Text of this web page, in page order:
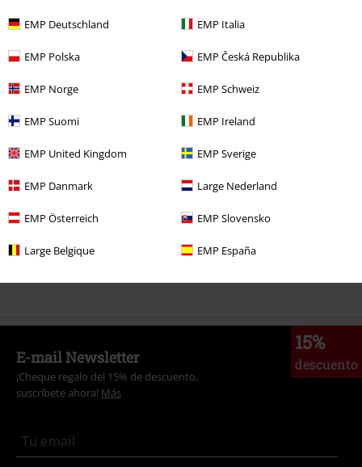
EMP Deutschland EMP Italia
EMP Polska EMP Česká Republika
EMP Norge EMP Schweiz
EMP Suomi EMP Ireland
EMP United Kingdom EMP Sverige
EMP Danmark Large Nederland
EMP Österreich EMP Slovensko
Large Belgique EMP España
53,99 €
Más categorías. Más opciones
15%
descuento
E-mail Newsletter
¡Cheque regalo del 15% de descuento,
suscríbete ahora! Más